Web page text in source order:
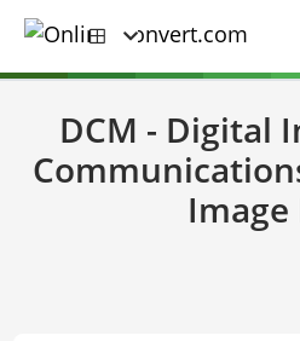
DCM - Digital
Image